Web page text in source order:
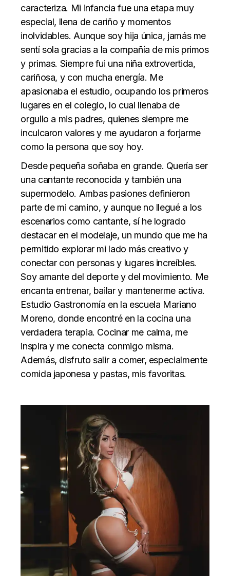
caracteriza. Mi infancia fue una etapa muy
especial, llena de cariño y momentos
inolvidables. Aunque soy hija única, jamás me
sentí sola gracias a la compañía de mis primos
y primas. Siempre fui una niña extrovertida,
cariñosa, y con mucha energía. Me
apasionaba el estudio, ocupando los primeros
lugares en el colegio, lo cual llenaba de
orgullo a mis padres, quienes siempre me
inculcaron valores y me ayudaron a forjarme
como la persona que soy hoy.
Desde pequeña soñaba en grande. Quería ser
una cantante reconocida y también una
supermodelo. Ambas pasiones definieron
parte de mi camino, y aunque no llegué a los
escenarios como cantante, sí he logrado
destacar en el modelaje, un mundo que me ha
permitido explorar mi lado más creativo y
conectar con personas y lugares increíbles.
Soy amante del deporte y del movimiento. Me
encanta entrenar, bailar y mantenerme activa.
Estudio Gastronomía en la escuela Mariano
Moreno, donde encontré en la cocina una
verdadera terapia. Cocinar me calma, me
inspira y me conecta conmigo misma.
Además, disfruto salir a comer, especialmente
comida japonesa y pastas, mis favoritas.